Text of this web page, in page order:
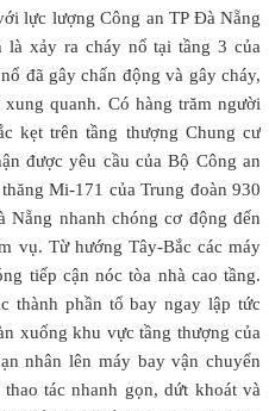
lực lượng Công an TP Đà Nẵng
xảy ra cháy nổ tại tầng 3 của
đã gây chấn động và gây cháy,
quanh. Có hàng trăm người
kẹt trên tầng thượng Chung cư
được yêu cầu của Bộ Công an
Mi-171 của Trung đoàn 930
Nẵng nhanh chóng cơ động đến
vụ. Từ hướng Tây-Bắc các máy
tiếp cận nóc tòa nhà cao tầng.
thành phần tổ bay ngay lập tức
xuống khu vực tầng thượng của
nhân lên máy bay vận chuyển
tác nhanh gọn, dứt khoát và